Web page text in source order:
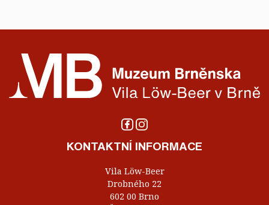
KONTAKTNÍ INFORMACE
Vila Löw-Beer
Drobného 22
602 00 Brno